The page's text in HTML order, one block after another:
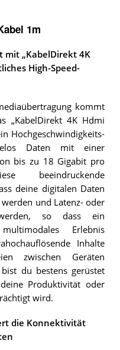
1m
mit „KabelDirekt 4K
High-Speed-
kommt
„KabelDirekt 4K Hdmi
Hochgeschwindigkeits-
Daten mit einer
bis zu 18 Gigabit pro
beeindruckende
deine digitalen Daten
und Latenz- oder
so dass ein
Erlebnis
Inhalte
zwischen Geräten
du bestens gerüstet
Produktivität oder
wird.
die Konnektivität